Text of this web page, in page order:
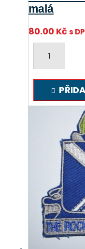
malá
80.00 Kčs
pěší
divize
Army